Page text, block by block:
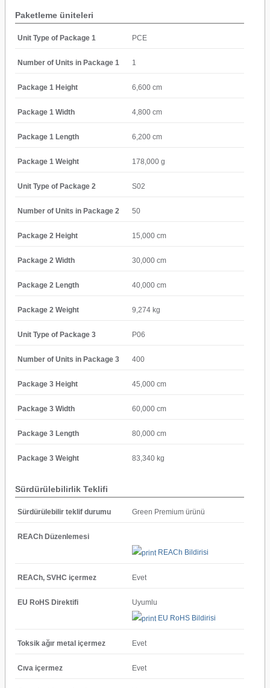
Paketleme üniteleri
Unit Type of Package 1 PCE
Number of Units in Package 1 1
Package 1 Height 6,600 cm
Package 1 Width 4,800 cm
Package 1 Length 6,200 cm
Package 1 Weight 178,000 g
Unit Type of Package 2 S02
Number of Units in Package 2 50
Package 2 Height 15,000 cm
Package 2 Width 30,000 cm
Package 2 Length 40,000 cm
Package 2 Weight 9,274 kg
Unit Type of Package 3 P06
Number of Units in Package 3 400
Package 3 Height 45,000 cm
Package 3 Width 60,000 cm
Package 3 Length 80,000 cm
Package 3 Weight 83,340 kg
Sürdürülebilirlik Teklifi
Sürdürülebilir teklif durumu Green Premium ürünü
REACh Düzenlemesi
REACh Bildirisi
REACh, SVHC içermez Evet
EU RoHS Direktifi
Uyumlu
EU RoHS Bildirisi
Toksik ağır metal içermez Evet
Cıva içermez Evet